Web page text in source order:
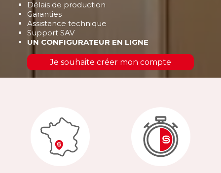
Délais de production
Garanties
Assistance technique
Support SAV
UN CONFIGURATEUR EN LIGNE
Je souhaite créer mon compte